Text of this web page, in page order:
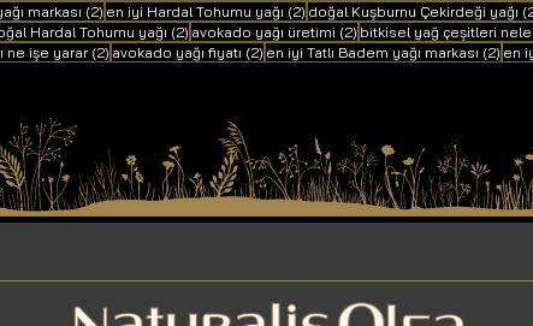
markası (2) 2 yazı
en iyi Hardal Tohumu yağı (2) 2 yazı
doğal Kuşburnu Çekirdeği yağı
Hardal Tohumu yağı (2) 2 yazı
avokado yağı üretimi (2) 2 yazı
bitkisel yağ çeşitleri
ne işe yarar (2) 2 yazı
avokado yağı fiyatı (2) 2 yazı
en iyi Tatlı Badem yağı markası (2) 2
en